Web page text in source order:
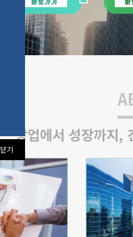
닫기
"창업에서 성장까지,